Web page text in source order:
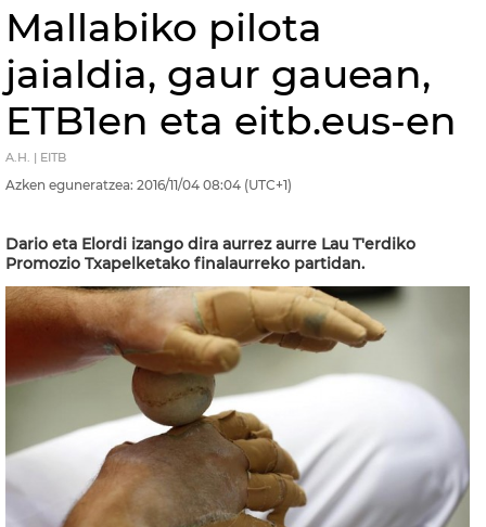
Mallabiko pilota
jaialdia, gaur gauean,
ETB1en eta eitb.eus-en
A.H. | EITB
Azken eguneratzea: 2016/11/04 08:04 (UTC+1)
Dario eta Elordi izango dira aurrez aurre Lau T'erdiko
Promozio Txapelketako finalaurreko partidan.